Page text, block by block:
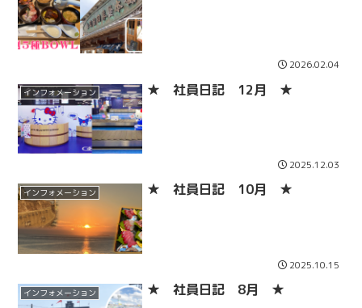
2026.02.04
インフォメーション ★ 社員日記 12月 ★
2025.12.03
インフォメーション ★ 社員日記 10月 ★
2025.10.15
インフォメーション ★ 社員日記 8月 ★